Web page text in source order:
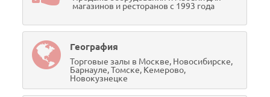
магазинов и ресторанов с 1993 года
География
Торговые залы в Москве, Новосибирске,
Барнауле, Томске, Кемерово,
Новокузнецке